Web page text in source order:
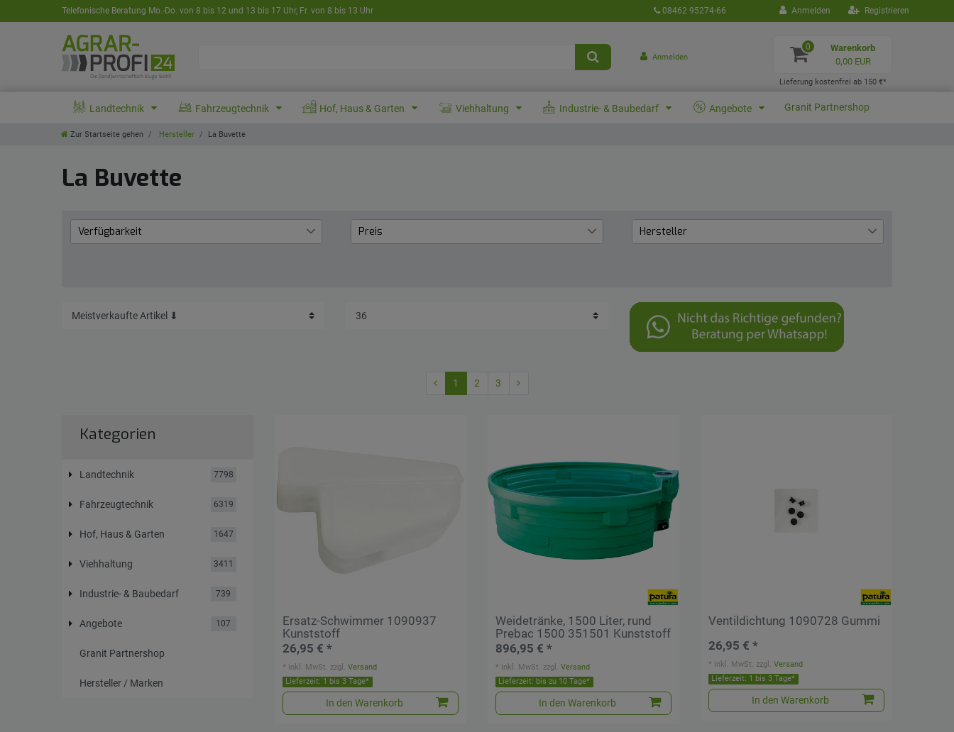
Telefonische Beratung Mo.-Do. von 8 bis 12 und 13 bis 17 Uhr, Fr. von 8 bis 13 Uhr 08462 95274-66 Anmelden Registrieren
Anmelden
0
Warenkorb
0,00 EUR
Lieferung kostenfrei ab 150 €*
Landtechnik Fahrzeugtechnik Hof, Haus & Garten Viehhaltung Industrie- & Baubedarf Angebote Granit Partnershop
Zur Startseite gehen Hersteller La Buvette
La Buvette
Verfügbarkeit Preis Hersteller
1 2 3
Kategorien
Landtechnik 7798
Fahrzeugtechnik 6319
Hof, Haus & Garten 1647
Viehhaltung 3411
Industrie- & Baubedarf 739
Angebote 107
Granit Partnershop
Hersteller / Marken
Ersatz-Schwimmer 1090937
Kunststoff
26,95 € *
Lieferzeit: 1 bis 3 Tage*
In den Warenkorb
* inkl. MwSt. zzgl.Versand
Weidetränke, 1500 Liter, rund
Prebac 1500 351501 Kunststoff
896,95 € *
Lieferzeit: bis zu 10 Tage*
In den Warenkorb
* inkl. MwSt. zzgl.Versand
Ventildichtung 1090728 Gummi
26,95 € *
Lieferzeit: 1 bis 3 Tage*
In den Warenkorb
* inkl. MwSt. zzgl.Versand